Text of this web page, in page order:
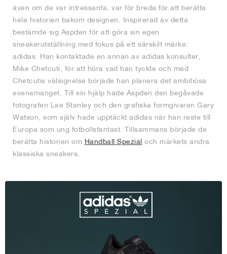
även om de var intressanta, var för breda för att berätta
hela historien bakom designen. Inspirerad av detta
bestämde sig Aspden för att göra sin egen
sneakerutställning med fokus på ett särskilt märke:
adidas. Han kontaktade en annan av adidas konsulter,
Mike Chetcuti, för att höra vad han tyckte och med
Chetcutis välsignelse började han planera det ambitiösa
evenemanget. Till sin hjälp hade Aspden den begåvade
fotografen Lee Stanley och den grafiska formgivaren Gary
Watson, som själv hade upptäckt adidas när han reste till
Europa som ung fotbollsfantast. Tillsammans började de
berätta historien om Handball Spezial och märkets andra
klassiska sneakers.